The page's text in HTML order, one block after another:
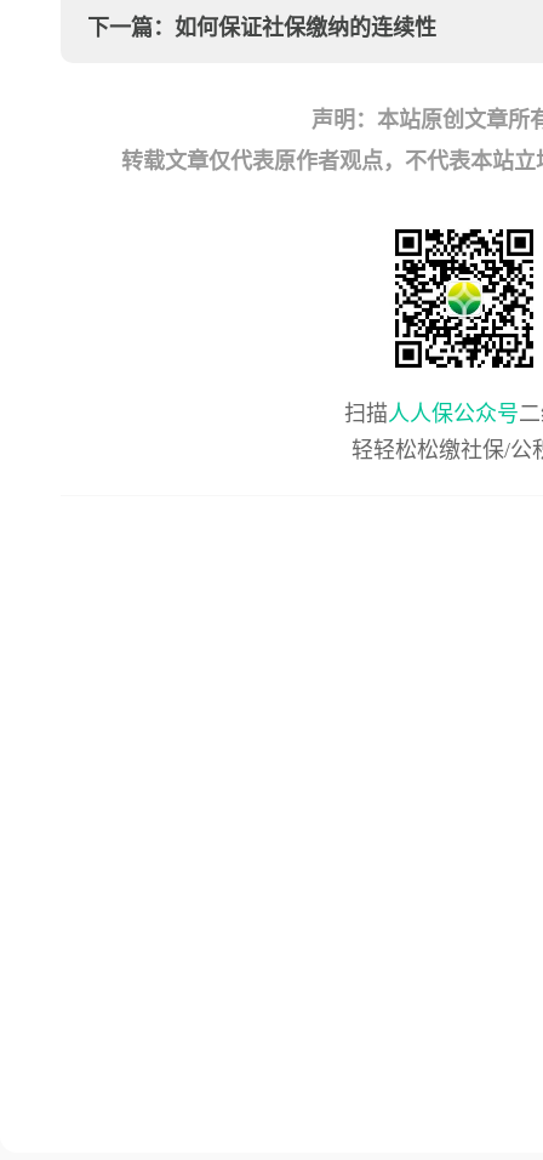
下一篇： 如何保证社保缴纳的连续性
声明：本站原创文章所
转载文章仅代表原作者观点，不代表本站
扫描人人保公众号
轻轻松松缴社保/公